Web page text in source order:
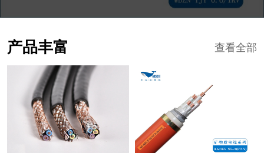
查看全部
产品丰富